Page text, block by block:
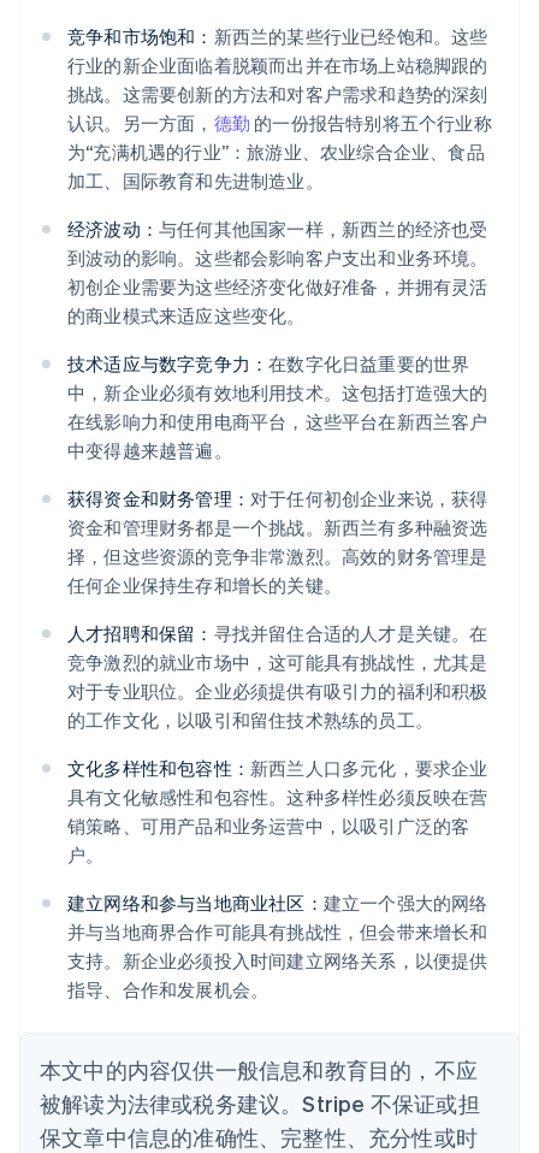
竞争和市场饱和： 新西兰的某些行业已经饱和。这些
行业的新企业面临着脱颖而出并在市场上站稳脚跟的
挑战。这需要创新的方法和对客户需求和趋势的深刻
认识。另一方面， 德勤 的一份报告特别将五个行业称
为“充满机遇的行业”：旅游业、农业综合企业、食品
加工、国际教育和先进制造业。
经济波动： 与任何其他国家一样，新西兰的经济也受
到波动的影响。这些都会影响客户支出和业务环境。
初创企业需要为这些经济变化做好准备，并拥有灵活
的商业模式来适应这些变化。
技术适应与数字竞争力：在数字化日益重要的世界
中，新企业必须有效地利用技术。这包括打造强大的
在线影响力和使用电商平台，这些平台在新西兰客户
中变得越来越普遍。
获得资金和财务管理： 对于任何初创企业来说，获得
资金和管理财务都是一个挑战。新西兰有多种融资选
择，但这些资源的竞争非常激烈。高效的财务管理是
任何企业保持生存和增长的关键。
人才招聘和保留： 寻找并留住合适的人才是关键。在
竞争激烈的就业市场中，这可能具有挑战性，尤其是
对于专业职位。企业必须提供有吸引力的福利和积极
的工作文化，以吸引和留住技术熟练的员工。
文化多样性和包容性： 新西兰人口多元化，要求企业
具有文化敏感性和包容性。这种多样性必须反映在营
销策略、可用产品和业务运营中，以吸引广泛的客
户。
建立网络和参与当地商业社区： 建立一个强大的网络
并与当地商界合作可能具有挑战性，但会带来增长和
支持。新企业必须投入时间建立网络关系，以便提供
指导、合作和发展机会。
本文中的内容仅供一般信息和教育目的，不应
被解读为法律或税务建议。Stripe 不保证或担
保文章中信息的准确性、完整性、充分性或时